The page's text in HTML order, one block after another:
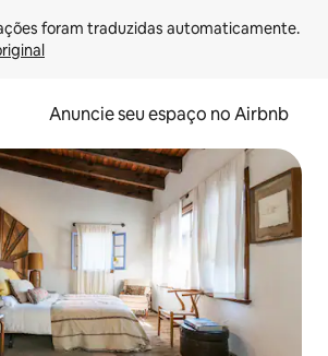
Anuncie seu espaço no Airbnb